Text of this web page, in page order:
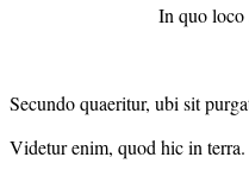
In quo loco
Secundo quaeritur, ubi sit
Videtur enim, quod hic in terra.